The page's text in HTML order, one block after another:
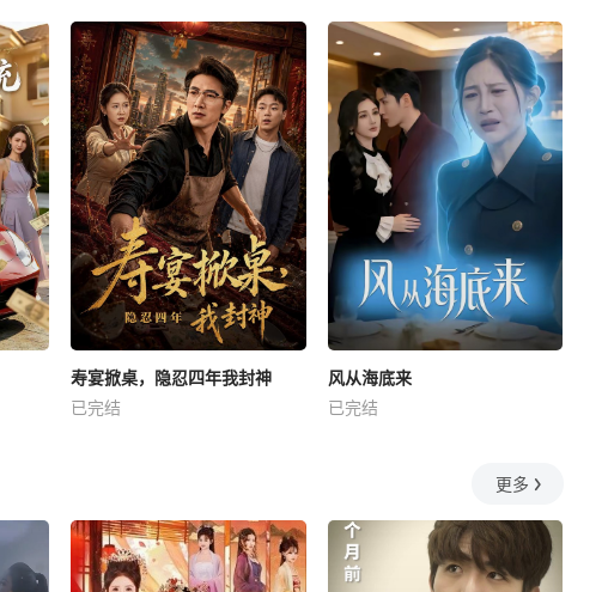
寿宴掀桌，隐忍四年我封神
已完结
风从海底来
已完结
更多